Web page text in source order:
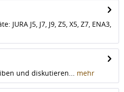
JURA J5, J7, J9, Z5, X5, Z7, ENA3,
und diskutieren... mehr